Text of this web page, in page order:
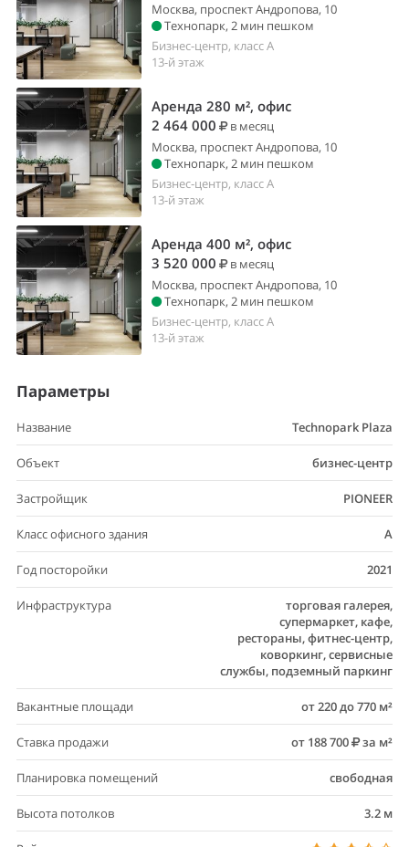
Москва, проспект Андропова, 10
Технопарк, 2 мин пешком
Бизнес-центр, класс A
13-й этаж
Аренда 280 м², офис
2 464 000
в месяц
Москва, проспект Андропова, 10
Технопарк, 2 мин пешком
Бизнес-центр, класс A
13-й этаж
Аренда 400 м², офис
3 520 000
в месяц
Москва, проспект Андропова, 10
Технопарк, 2 мин пешком
Бизнес-центр, класс A
13-й этаж
Параметры
Название Technopark Plaza
Объект бизнес-центр
Застройщик PIONEER
Класс офисного здания A
Год посторойки 2021
Инфраструктура
торговая галерея,
супермаркет, кафе,
рестораны, фитнес-центр,
коворкинг, сервисные
службы, подземный паркинг
Вакантные площади от 220 до 770 м²
Ставка продажи от 188 700 за м²
Планировка помещений свободная
Высота потолков 3.2 м